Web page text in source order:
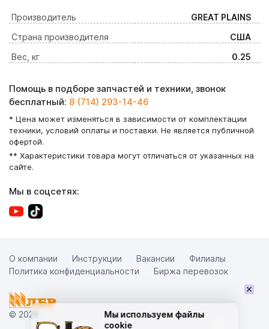
Производитель
GREAT PLAINS
Страна производителя
США
Вес, кг
0.25
Мы используем файлы
cookie
Помощь в подборе запчастей и техники, звонок
бесплатный: 8 (714) 293-14-46
* Цена может изменяться в зависимости от комплектации
техники, условий оплаты и поставки. Не является публичной
офертой.
** Характеристики товара могут отличаться от указанных на
сайте.
Мы в соцсетях:
© 2026
О компании Инструкции Вакансии
Филиалы
Политика конфиденциальности
Биржа перевозок
×